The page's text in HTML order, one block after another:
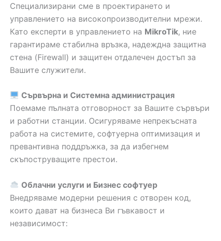
Специализирани сме в проектирането и
управлението на високопроизводителни мрежи.
Като експерти в управлението на MikroTik, ние
гарантираме стабилна връзка, надеждна защитна
стена (Firewall) и защитен отдалечен достъп за
Вашите служители.
Сървърна и Системна администрация
Поемаме пълната отговорност за Вашите сървъри
и работни станции. Осигуряваме непрекъсната
работа на системите, софтуерна оптимизация и
превантивна поддръжка, за да избегнем
скъпоструващите престои.
Облачни услуги и Бизнес софтуер
Внедряваме модерни решения с отворен код,
които дават на бизнеса Ви гъвкавост и
независимост: